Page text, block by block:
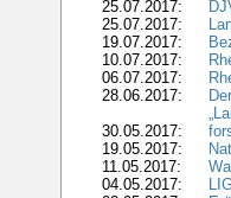
25.07.2017:
25.07.2017:
19.07.2017:
10.07.2017:
06.07.2017:
28.06.2017:
30.05.2017:
19.05.2017:
11.05.2017:
04.05.2017: